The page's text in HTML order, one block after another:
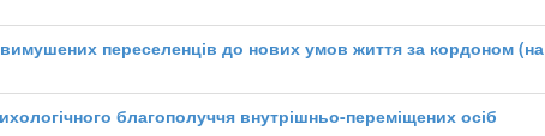
вимушених переселенців до нових умов життя за кордоном (на
благополуччя внутрішньо-переміщених осіб